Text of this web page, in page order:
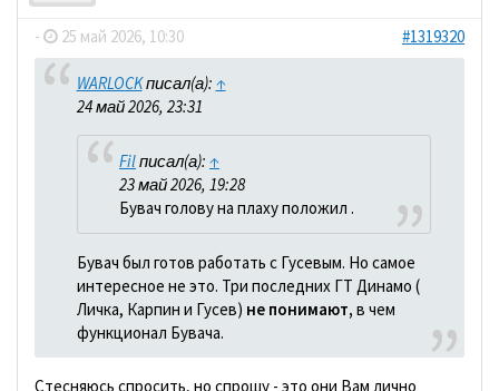
- 25 май 2026, 10:30 #1319320
WARLOCKписал(а): ↑
24 май 2026, 23:31
Filписал(а): ↑
23 май 2026, 19:28
Бувач голову на плаху положил .
Бувач был готов работать с Гусевым. Но самое
интересное не это. Три последних ГТ Динамо (
Личка, Карпин и Гусев) не понимают, в чем
функционал Бувача.
Стесняюсь спросить, но спрошу - это они Вам лично